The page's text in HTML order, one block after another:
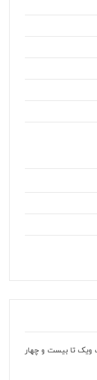
ویک تا بیست و چهار